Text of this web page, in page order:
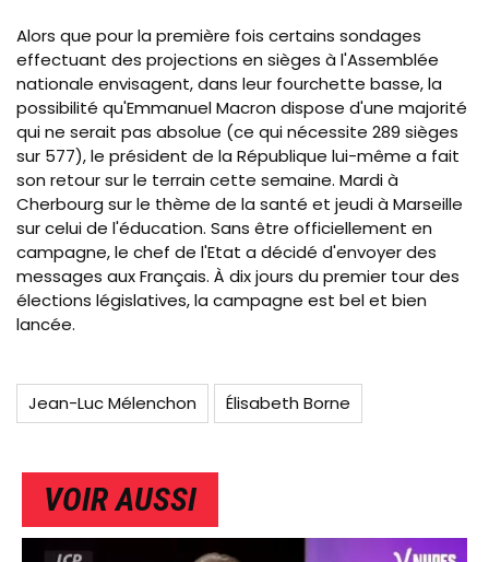
Alors que pour la première fois certains sondages
effectuant des projections en sièges à l'Assemblée
nationale envisagent, dans leur fourchette basse, la
possibilité qu'Emmanuel Macron dispose d'une majorité
qui ne serait pas absolue (ce qui nécessite 289 sièges
sur 577), le président de la République lui-même a fait
son retour sur le terrain cette semaine. Mardi à
Cherbourg sur le thème de la santé et jeudi à Marseille
sur celui de l'éducation. Sans être officiellement en
campagne, le chef de l'Etat a décidé d'envoyer des
messages aux Français. À dix jours du premier tour des
élections législatives, la campagne est bel et bien
lancée.
Jean-Luc Mélenchon Élisabeth Borne
VOIR AUSSI